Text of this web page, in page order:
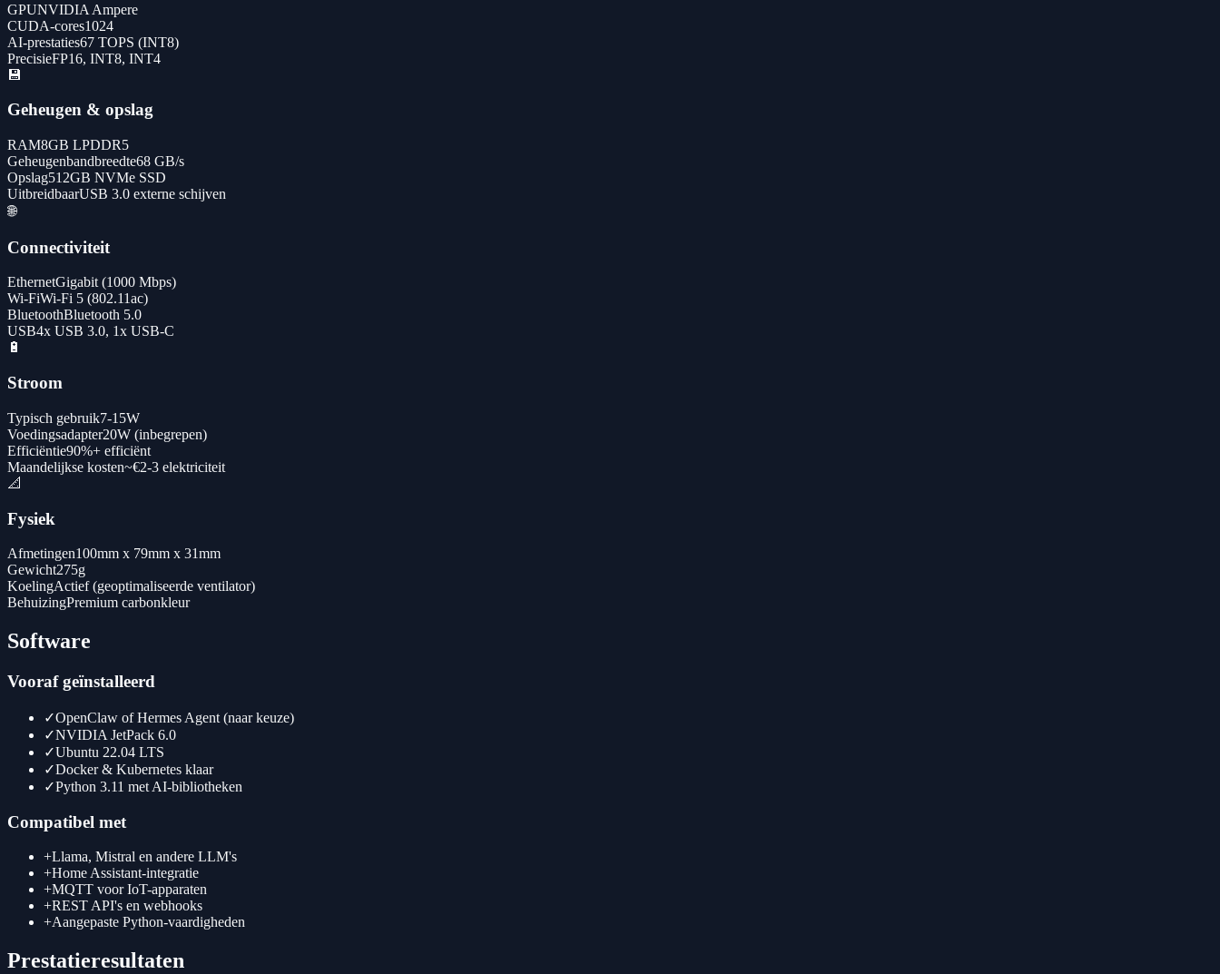
GPUNVIDIA Ampere
CUDA-cores1024
AI-prestaties67 TOPS (INT8)
PrecisieFP16, INT8, INT4
💾
Geheugen & opslag
RAM8GB LPDDR5
Geheugenbandbreedte68 GB/s
Opslag512GB NVMe SSD
UitbreidbaarUSB 3.0 externe schijven
🌐
Connectiviteit
EthernetGigabit (1000 Mbps)
Wi-FiWi-Fi 5 (802.11ac)
BluetoothBluetooth 5.0
USB4x USB 3.0, 1x USB-C
🔋
Stroom
Typisch gebruik7-15W
Voedingsadapter20W (inbegrepen)
Efficiëntie90%+ efficiënt
Maandelijkse kosten~€2-3 elektriciteit
📐
Fysiek
Afmetingen100mm x 79mm x 31mm
Gewicht275g
KoelingActief (geoptimaliseerde ventilator)
BehuizingPremium carbonkleur
Software
Vooraf geïnstalleerd
✓OpenClaw of Hermes Agent (naar keuze)
✓NVIDIA JetPack 6.0
✓Ubuntu 22.04 LTS
✓Docker & Kubernetes klaar
✓Python 3.11 met AI-bibliotheken
Compatibel met
+Llama, Mistral en andere LLM's
+Home Assistant-integratie
+MQTT voor IoT-apparaten
+REST API's en webhooks
+Aangepaste Python-vaardigheden
Prestatieresultaten